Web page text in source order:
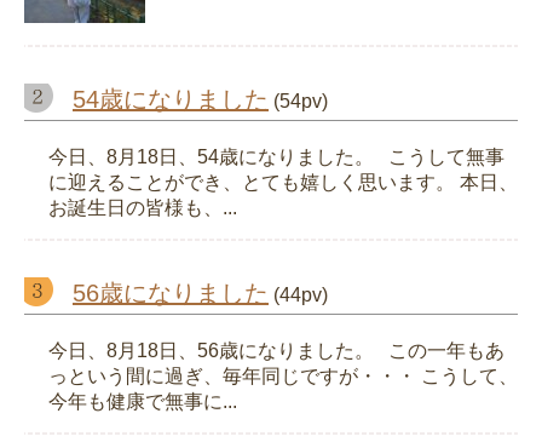
54歳になりました (54pv)
今日、8月18日、54歳になりました。 こうして無事
に迎えることができ、とても嬉しく思います。 本日、
お誕生日の皆様も、...
56歳になりました (44pv)
今日、8月18日、56歳になりました。 この一年もあ
っという間に過ぎ、毎年同じですが・・・ こうして、
今年も健康で無事に...